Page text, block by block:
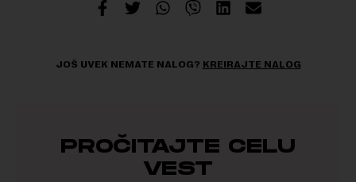
JOŠ UVEK NEMATE NALOG? KREIRAJTE NALOG
PROČITAJTE CELU
VEST